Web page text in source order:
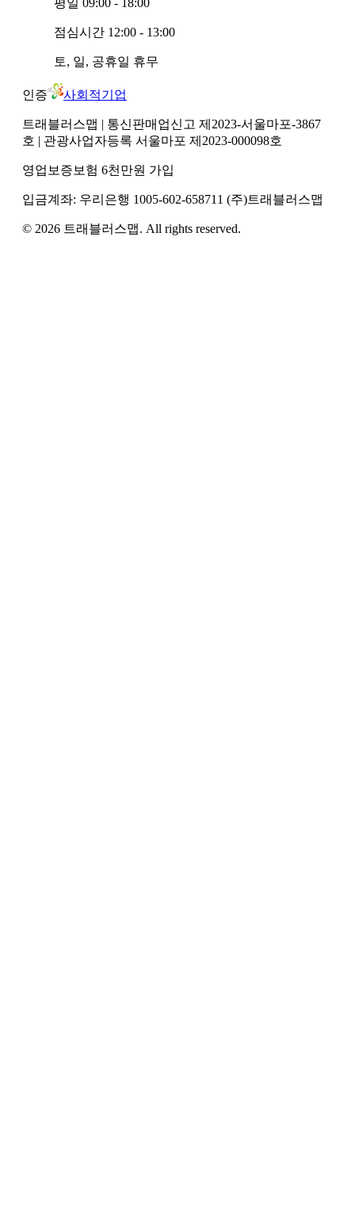
평일 09:00 - 18:00
점심시간 12:00 - 13:00
토, 일, 공휴일 휴무
인증 사회적기업
트래블러스맵 | 통신판매업신고 제2023-서울마포-3867
호 | 관광사업자등록 서울마포 제2023-000098호
영업보증보험 6천만원 가입
입금계좌: 우리은행 1005-602-658711 (주)트래블러스맵
© 2026 트래블러스맵. All rights reserved.